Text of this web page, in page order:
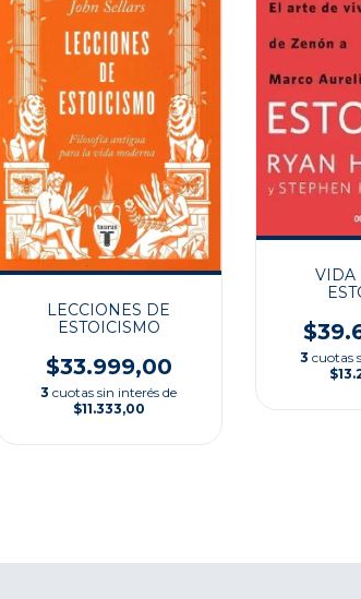
LECCIONES DE
ESTOICISMO
$33.999,00
3 cuotas sin interés de
$11.333,00
VIDA
3 cuotas